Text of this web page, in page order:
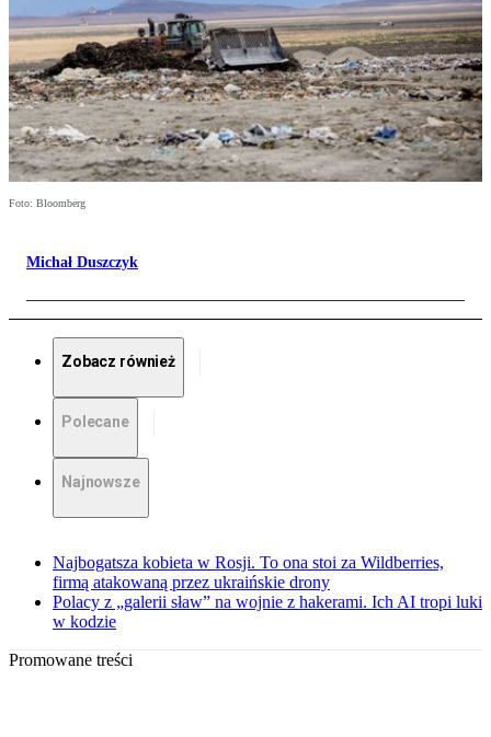
Foto: Bloomberg
Michał Duszczyk
Zobacz również
Polecane
Najnowsze
Najbogatsza kobieta w Rosji. To ona stoi za Wildberries,
firmą atakowaną przez ukraińskie drony
Polacy z „galerii sław” na wojnie z hakerami. Ich AI tropi luki
w kodzie
Promowane treści